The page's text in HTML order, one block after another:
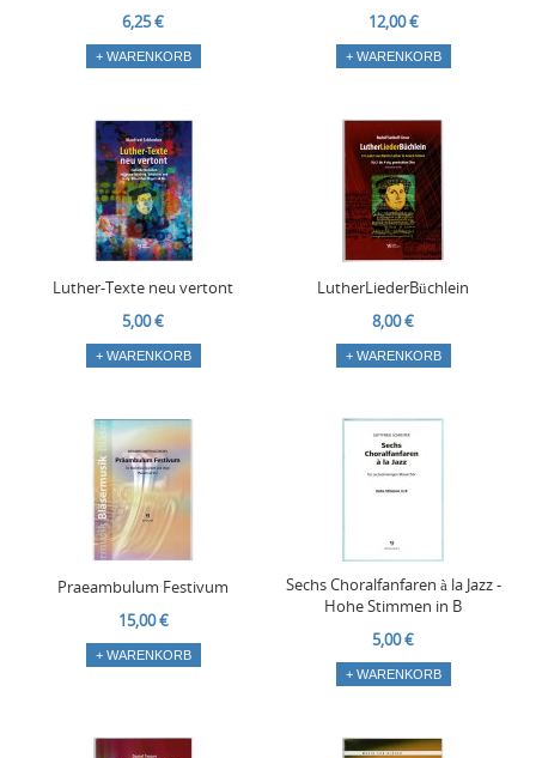
6,25 €
+ WARENKORB
12,00 €
+ WARENKORB
Luther-Texte neu vertont
5,00 €
+ WARENKORB
LutherLiederBüchlein
8,00 €
+ WARENKORB
Praeambulum Festivum
15,00 €
+ WARENKORB
Sechs Choralfanfaren à la Jazz -
Hohe Stimmen in B
5,00 €
+ WARENKORB